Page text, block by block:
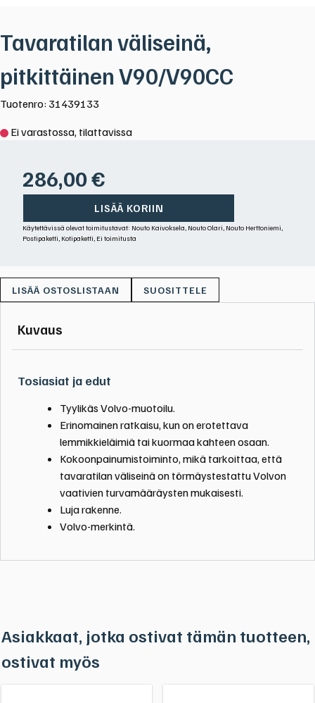
Tavaratilan väliseinä,
pitkittäinen V90/V90CC
Tuotenro: 31439133
Ei varastossa, tilattavissa
286,00€
LISÄÄ KORIIN
Käytettävissä olevat toimitustavat: Nouto Kaivoksela, Nouto Olari, Nouto Herttoniemi,
Postipaketti, Kotipaketti, Ei toimitusta
SUOSITTELE
Kuvaus
Tosiasiat ja edut
Tyylikäs Volvo-muotoilu.
Erinomainen ratkaisu, kun on erotettava
lemmikkieläimiä tai kuormaa kahteen osaan.
Kokoonpainumistoiminto, mikä tarkoittaa, että
tavaratilan väliseinä on törmäystestattu Volvon
vaativien turvamääräysten mukaisesti.
Luja rakenne.
Volvo-merkintä.
Asiakkaat, jotka ostivat tämän tuotteen,
ostivat myös